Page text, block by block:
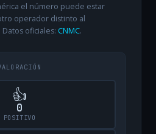
el número puede estar
operador distinto al
oficiales: CNMC.
👍
0
POSITIVO